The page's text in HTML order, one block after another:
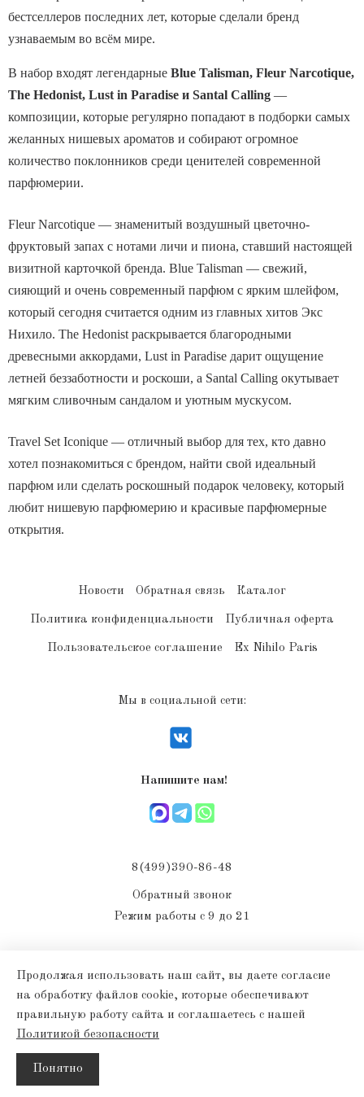
бестселлеров последних лет, которые сделали бренд
узнаваемым во всём мире.
В набор входят легендарные Blue Talisman, Fleur Narcotique,
The Hedonist, Lust in Paradise и Santal Calling —
композиции, которые регулярно попадают в подборки самых
желанных нишевых ароматов и собирают огромное
количество поклонников среди ценителей современной
парфюмерии.
Fleur Narcotique — знаменитый воздушный цветочно-
фруктовый запах с нотами личи и пиона, ставший настоящей
визитной карточкой бренда. Blue Talisman — свежий,
сияющий и очень современный парфюм с ярким шлейфом,
который сегодня считается одним из главных хитов Экс
Нихило. The Hedonist раскрывается благородными
древесными аккордами, Lust in Paradise дарит ощущение
летней беззаботности и роскоши, а Santal Calling окутывает
мягким сливочным сандалом и уютным мускусом.
Travel Set Iconique — отличный выбор для тех, кто давно
хотел познакомиться с брендом, найти свой идеальный
парфюм или сделать роскошный подарок человеку, который
любит нишевую парфюмерию и красивые парфюмерные
открытия.
Новости Обратная связь Каталог
Политика конфиденциальности Публичная оферта
Пользовательское соглашение Ex Nihilo Paris
Мы в социальной сети:
Напишите нам!
8(499)390-86-48
Обратный звонок
Режим работы с 9 до 21
Продолжая использовать наш сайт, вы даете согласие
на обработку файлов cookie, которые обеспечивают
правильную работу сайта и соглашаетесь с нашей
Политикой безопасности
Понятно